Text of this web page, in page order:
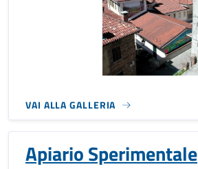
VAI ALLA GALLERIA
Apiario Sperimentale